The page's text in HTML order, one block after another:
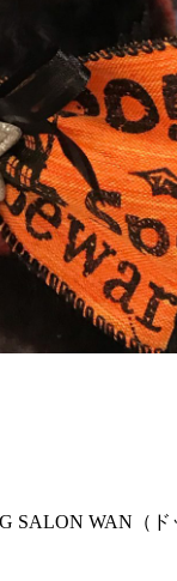
SALON WAN（ド